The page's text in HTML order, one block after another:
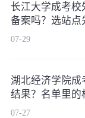
长江大学成考校
备案吗？选站点
07-29
湖北经济学院成
结果？名单里的
07-27